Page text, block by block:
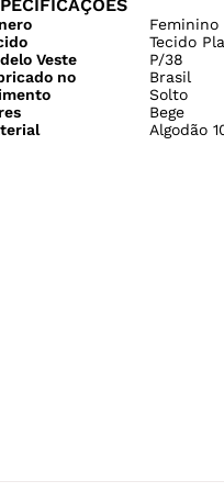
Feminino
Tecido
Veste
P/38
no
Brasil
Solto
Bege
Algodão